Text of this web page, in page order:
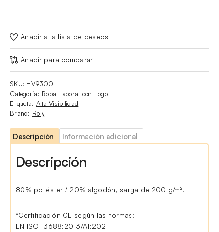
Añadir a la lista de deseos
Añadir para comparar
SKU: HV9300
Categoría: Ropa Laboral con Logo
Etiqueta: Alta Visibilidad
Brand: Roly
Descripción Información adicional
Descripción
80% poliéster / 20% algodón, sarga de 200 g/m².
*Certificación CE según las normas:
EN ISO 13688:2013/A1:2021